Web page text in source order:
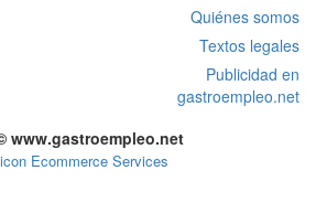
Quiénes somos
Textos legales
Publicidad en
gastroempleo.net
www.gastroempleo.net
Ecommerce Services